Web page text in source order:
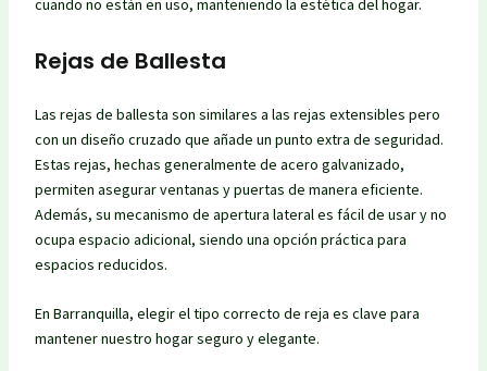
Rejas de Ballesta
Las rejas de ballesta son similares a las rejas extensibles pero
con un diseño cruzado que añade un punto extra de seguridad.
Estas rejas, hechas generalmente de acero galvanizado,
permiten asegurar ventanas y puertas de manera eficiente.
Además, su mecanismo de apertura lateral es fácil de usar y no
ocupa espacio adicional, siendo una opción práctica para
espacios reducidos.
En Barranquilla, elegir el tipo correcto de reja es clave para
mantener nuestro hogar seguro y elegante.